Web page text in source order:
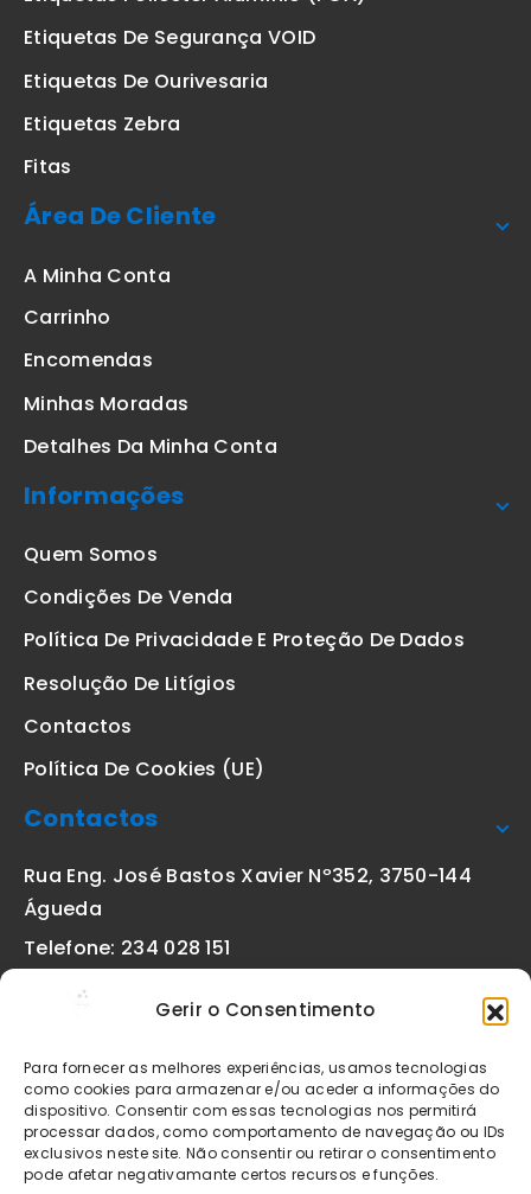
Gerir o Consentimento
Para fornecer as melhores experiências, usamos tecnologias
como cookies para armazenar e/ou aceder a informações do
dispositivo. Consentir com essas tecnologias nos permitirá
processar dados, como comportamento de navegação ou IDs
exclusivos neste site. Não consentir ou retirar o consentimento
pode afetar negativamante certos recursos e funções.
Etiquetas De Segurança VOID
Etiquetas De Ourivesaria
Etiquetas Zebra
Fitas
Área De Cliente
A Minha Conta
Carrinho
Encomendas
Minhas Moradas
Detalhes Da Minha Conta
Informações
Quem Somos
Condições De Venda
Política De Privacidade E Proteção De Dados
Resolução De Litígios
Contactos
Política De Cookies (UE)
Contactos
Rua Eng. José Bastos Xavier Nº352, 3750-144
Águeda
Telefone: 234 028 151
geral@etiquetas-online.pt
Os preços indicados incluem IVA à taxa legal em vigor. Todos
os artigos apresentados no site encontram-se sujeitos à
disponibilidade de stock após confirmação da encomenda. As